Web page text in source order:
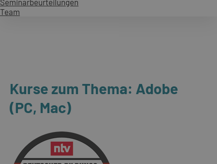
Team
Kurse zum Thema: Adobe
(PC, Mac)